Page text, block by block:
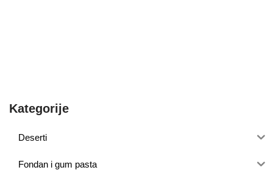
Kategorije
Deserti
Fondan i gum pasta